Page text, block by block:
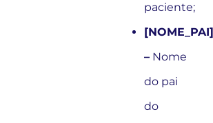
paciente;
[NOME_PAI]
– Nome
do pai
do